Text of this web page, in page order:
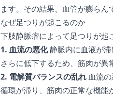
ます。その結果、血管が膨ら
なぜ足つりが起こるのか
下肢静脈瘤によって足つりが起
1. 血流の悪化静脈内に血液が
さらに低下するため、筋肉が異
2. 電解質バランスの乱れ 血流
循環が滞り、筋肉の正常な機能